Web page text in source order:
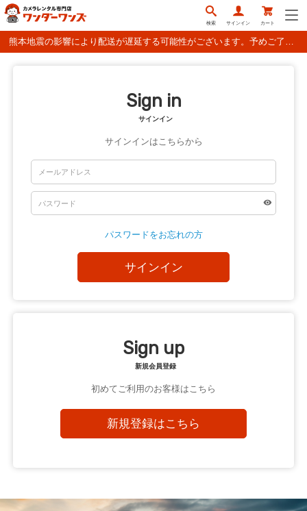
検索 サインイン カート
Sign in
サインイン
サインインはこちらから
パスワードをお忘れの方
サインイン
Sign up
新規会員登録
初めてご利用のお客様はこちら
新規登録はこちら